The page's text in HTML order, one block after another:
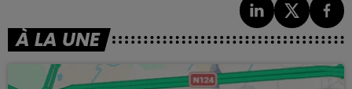
À LA UNE